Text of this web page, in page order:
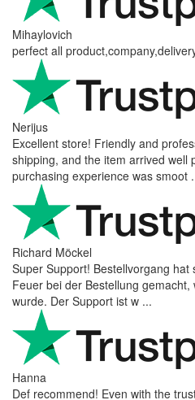
Mihaylovich
perfect all
Nerijus
Excellent store! Friendly and
shipping, and the item arrived well
purchasing experience was smoot
Richard Möckel
Super Support! Bestellvorgang
Feuer bei der Bestellung
wurde. Der Support ist w ...
Hanna
Def recommend! Even with the